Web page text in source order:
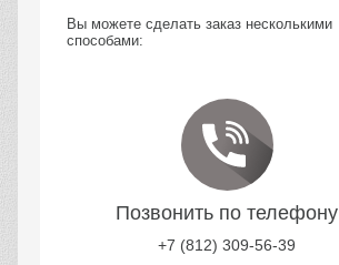
Вы можете сделать заказ несколькими
способами:
Позвонить по телефону
+7 (812) 309-56-39